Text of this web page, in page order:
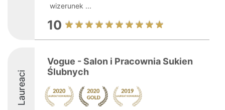
wizerunek ...
10
Laureaci
Vogue - Salon i Pracownia Sukien
Ślubnych